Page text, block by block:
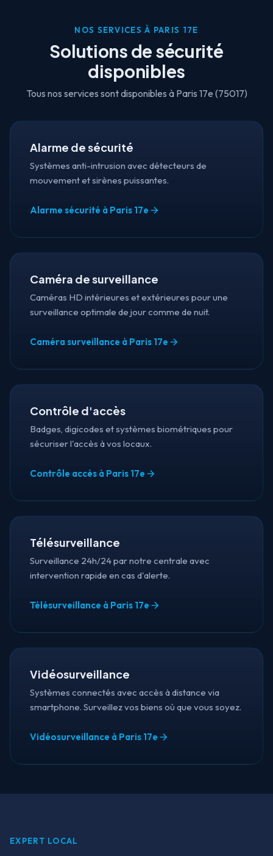
NOS SERVICES À PARIS 17E
Solutions de sécurité
disponibles
Tous nos services sont disponibles à Paris 17e (75017)
Alarme de sécurité
Systèmes anti-intrusion avec détecteurs de
mouvement et sirènes puissantes.
Alarme sécurité à Paris 17e
Caméra de surveillance
Caméras HD intérieures et extérieures pour une
surveillance optimale de jour comme de nuit.
Caméra surveillance à Paris 17e
Contrôle d'accès
Badges, digicodes et systèmes biométriques pour
sécuriser l'accès à vos locaux.
Contrôle accès à Paris 17e
Télésurveillance
Surveillance 24h/24 par notre centrale avec
intervention rapide en cas d'alerte.
Télésurveillance à Paris 17e
Vidéosurveillance
Systèmes connectés avec accès à distance via
smartphone. Surveillez vos biens où que vous soyez.
Vidéosurveillance à Paris 17e
EXPERT LOCAL